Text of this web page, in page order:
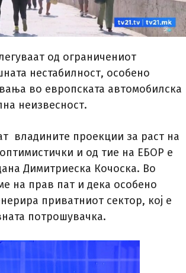
од ограничениот
нестабилност, особено
во европската автомобилска
неизвесност.
владините проекции за раст на
и од тие на ЕБОР е
Димитриеска Кочоска. Во
на прав пат и дека особено
приватниот сектор, кој е
потрошувачка.